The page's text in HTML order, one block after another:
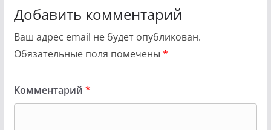
Добавить комментарий
Ваш адрес email не будет опубликован.
Обязательные поля помечены *
Комментарий *